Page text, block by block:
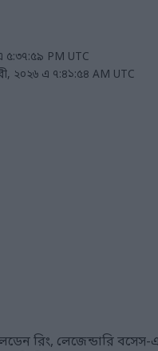
৫:৩৭:৫৯ PM UTC
২০২৬ এ ৭:৪১:৫৪ AM UTC
রিং, লেজেন্ডারি